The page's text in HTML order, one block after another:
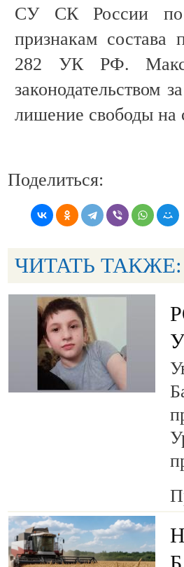
СУ СК России по
признакам состава
282 УК РФ.
законодательством
лишение свободы на
Поделиться:
ЧИТАТЬ ТАКЖЕ: